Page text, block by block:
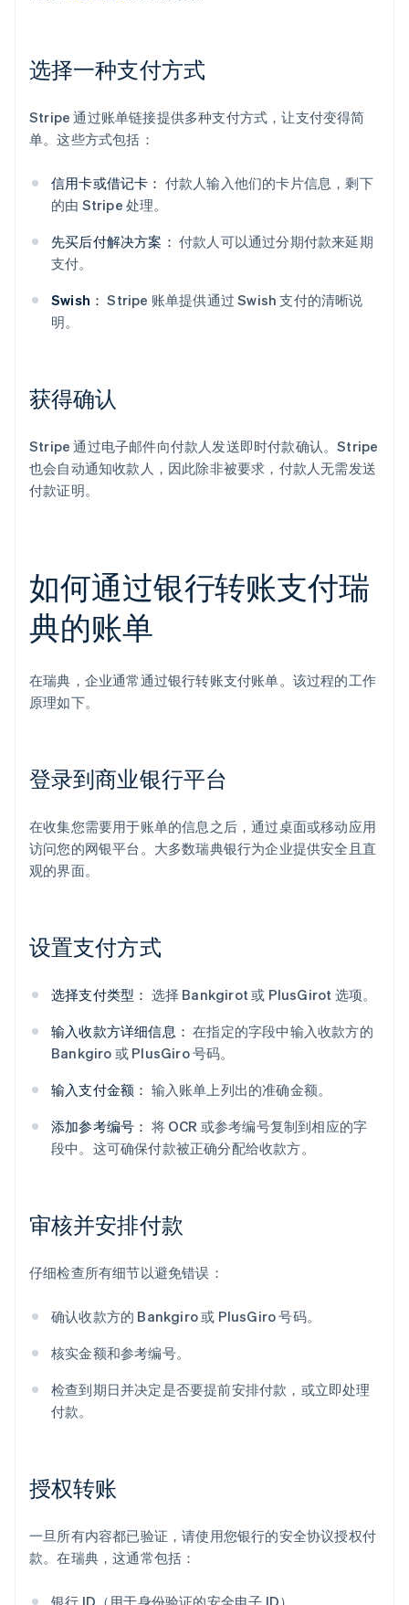
选择一种支付方式
Stripe 通过账单链接提供多种支付方式，让支付变得简
单。这些方式包括：
信用卡或借记卡： 付款人输入他们的卡片信息，剩下
的由 Stripe 处理。
先买后付解决方案： 付款人可以通过分期付款来延期
支付。
Swish： Stripe 账单提供通过 Swish 支付的清晰说
明。
获得确认
Stripe 通过电子邮件向付款人发送即时付款确认。Stripe
也会自动通知收款人，因此除非被要求，付款人无需发送
付款证明。
如何通过银行转账支付瑞
典的账单
在瑞典，企业通常通过银行转账支付账单。该过程的工作
原理如下。
登录到商业银行平台
在收集您需要用于账单的信息之后，通过桌面或移动应用
访问您的网银平台。大多数瑞典银行为企业提供安全且直
观的界面。
设置支付方式
选择支付类型： 选择 Bankgirot 或 PlusGirot 选项。
输入收款方详细信息： 在指定的字段中输入收款方的
Bankgiro 或 PlusGiro 号码。
输入支付金额： 输入账单上列出的准确金额。
添加参考编号： 将 OCR 或参考编号复制到相应的字
段中。这可确保付款被正确分配给收款方。
审核并安排付款
仔细检查所有细节以避免错误：
确认收款方的 Bankgiro 或 PlusGiro 号码。
核实金额和参考编号。
检查到期日并决定是否要提前安排付款，或立即处理
付款。
授权转账
一旦所有内容都已验证，请使用您银行的安全协议授权付
款。在瑞典，这通常包括：